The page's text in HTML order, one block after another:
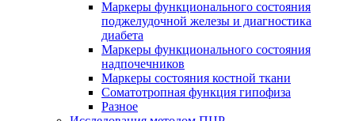
Маркеры функционального состояния
поджелудочной железы и диагностика
диабета
Маркеры функционального состояния
надпочечников
Маркеры состояния костной ткани
Соматотропная функция гипофиза
Разное